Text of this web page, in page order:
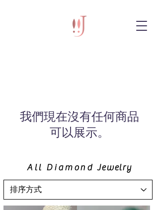
我們現在沒有任何商品
可以展示。
All DiamondJewelry